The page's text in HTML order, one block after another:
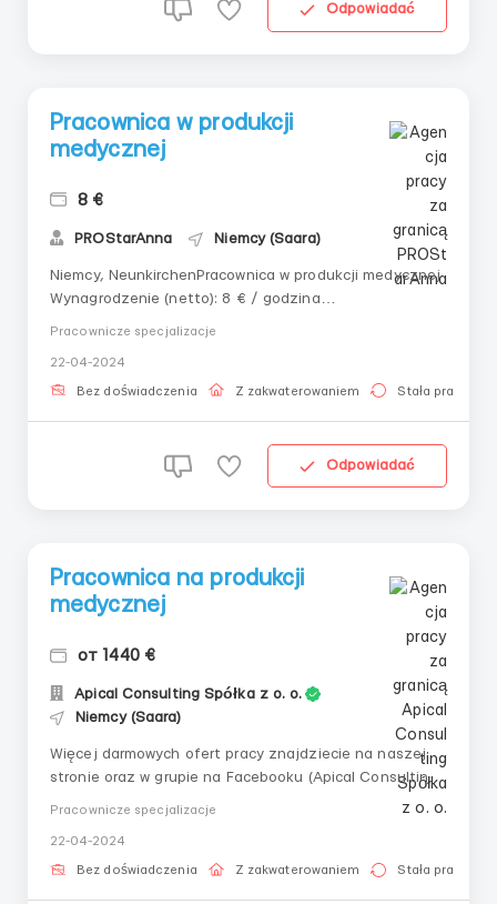
Odpowiadać
Pracownica w produkcji
medycznej
8 €
PROStarAnna Niemcy (Saara)
Niemcy, NeunkirchenPracownica w produkcji medycznej
Wynagrodzenie (netto): 8 € / godzina
godzin/dzień. 180-210 godzin/miesiąc.Zakwaterowanie:
Zapewnione odpłatnie: 350 €/miesiąc. Zakwaterowa...
Pracownicze specjalizacje
22-04-2024
Bez doświadczenia Z zakwaterowaniem Stała praca
Odpowiadać
Pracownica na produkcji
medycznej
от 1440 €
Apical Consulting Spółka z o. o.
Niemcy (Saara)
Więcej darmowych ofert pracy znajdziecie na naszej
stronie oraz w grupie na Facebooku (Apical Consulting)!
Neunkirchen 💶 Wynagrodzenie (netto): od 8 €/godz 📅
Grafik: pn-sb, 06:00-15:00, dwie przerwy po 30 minut,
Pracownicze specjalizacje
22-04-2024
Bez doświadczenia Z zakwaterowaniem Stała praca